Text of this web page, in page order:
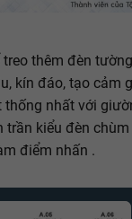
treo thêm đèn
kín đáo, tạo cảm
thống nhất với
trần kiểu đèn
điểm nhấn .